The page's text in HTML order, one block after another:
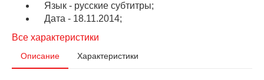
Язык - русские субтитры;
Дата - 18.11.2014;
Все характеристики
Описание Характеристики